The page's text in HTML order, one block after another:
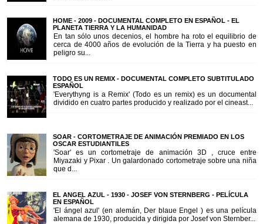
HOME - 2009 - DOCUMENTAL COMPLETO EN ESPAÑOL - EL
PLANETA TIERRA Y LA HUMANIDAD
En tan sólo unos decenios, el hombre ha roto el equilibrio de
cerca de 4000 años de evolución de la Tierra y ha puesto en
peligro su...
TODO ES UN REMIX - DOCUMENTAL COMPLETO SUBTITULADO
ESPAÑOL
'Everythyng is a Remix' (Todo es un remix) es un documental
dividido en cuatro partes producido y realizado por el cineast...
SOAR - CORTOMETRAJE DE ANIMACIÓN PREMIADO EN LOS
OSCAR ESTUDIANTILES
'Soar' es un cortometraje de animación 3D , cruce entre
Miyazaki y Pixar . Un galardonado cortometraje sobre una niña
que d...
EL ANGEL AZUL - 1930 - JOSEF VON STERNBERG - PELÍCULA
EN ESPAÑOL
'El ángel azul' (en alemán, Der blaue Engel ) es una película
alemana de 1930, producida y dirigida por Josef von Sternber...